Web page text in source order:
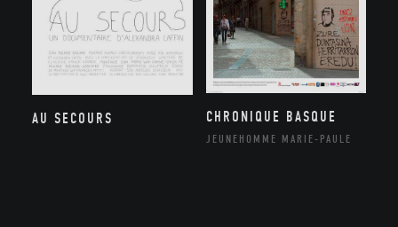
AU SECOURS CHRONIQUE BASQUE
JEUNEHOMME MARIE-PAULE